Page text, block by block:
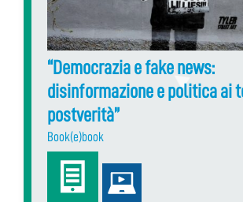
“Democrazia e fake news:
disinformazione e politica ai
postverità”
Book(e)book